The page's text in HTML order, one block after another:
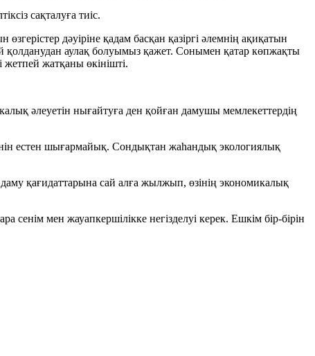
сақталуға тиіс.
дәуіріне қадам басқан қазіргі әлемнің ақиқатын
аулақ болуымыз қажет. Сонымен қатар көпжақты
жатқаны өкінішті.
әлеуетін нығайтуға ден қойған дамушы мемлекеттердің
естен шығармайық. Сондықтан жаһандық экологиялық
қағидаттарына сай алға жылжып, өзінің экономикалық
сенім мен жауапкершілікке негізделуі керек. Ешкім бір-бірін